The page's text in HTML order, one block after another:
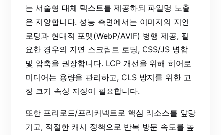
는 서술형 대체 텍스트를 제공하되 파일명 노출
은 지양합니다. 성능 측면에서는 이미지의 지연
로딩과 현대적 포맷(WebP/AVIF) 병행 제공, 필
요한 경우의 지연 스크립트 로딩, CSS/JS 병합
및 압축을 권장합니다. LCP 개선을 위해 히어로
미디어는 용량을 관리하고, CLS 방지를 위한 고
정 크기 속성 지정이 필요합니다.
또한 프리로드/프리커넥트로 핵심 리소스를 앞당
기고, 적절한 캐시 정책으로 반복 방문 속도를 높